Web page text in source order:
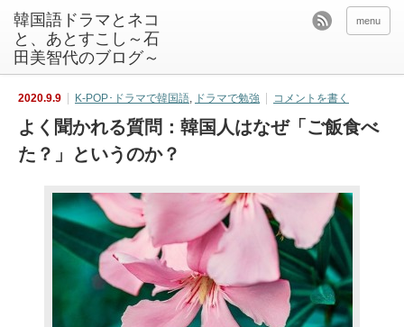
韓国語ドラマとネコ
と、あとすこし～石
田美智代のブログ～
menu
2020.9.9 K-POP･ドラマで韓国語, ドラマで勉強 コメントを書く
よく聞かれる質問：韓国人はなぜ「ご飯食べ
た？」というのか？